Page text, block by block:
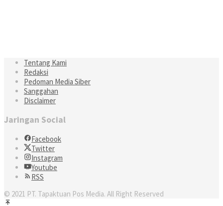
Tentang Kami
Redaksi
Pedoman Media Siber
Sanggahan
Disclaimer
Jaringan Social
Facebook
Twitter
Instagram
Youtube
RSS
© 2021 PT. Tapaktuan Pos Media. All Right Reserved